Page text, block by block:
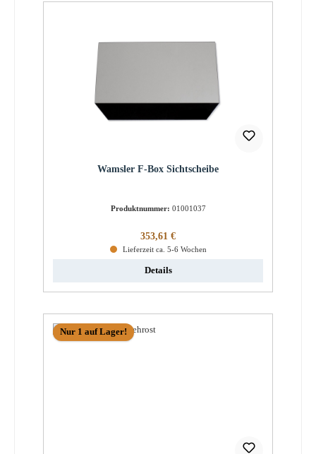
Wamsler F-Box Sichtscheibe
Produktnummer: 01001037
Regulärer Preis:
353,61 €
Lieferzeit ca. 5-6 Wochen
Details
Nur 1 auf Lager!